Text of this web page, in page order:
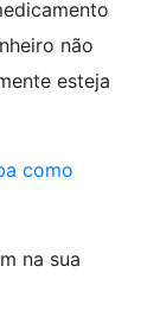
não
esteja
como
na sua